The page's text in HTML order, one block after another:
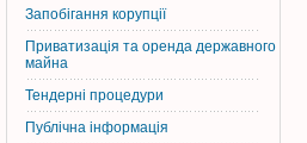
Запобігання корупції
Приватизація та оренда державного
майна
Тендерні процедури
Публічна інформація